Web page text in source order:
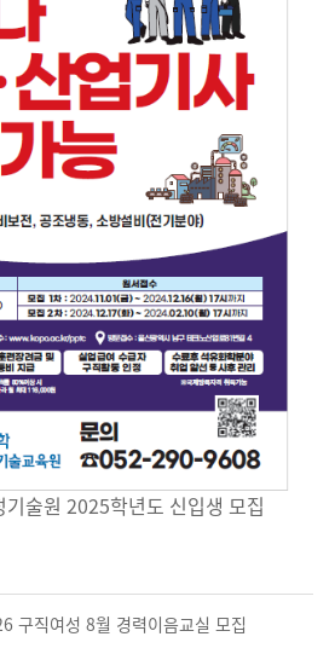
술원 2025학년도 신입생 모집
구직여성 8월 경력이음교실 모집